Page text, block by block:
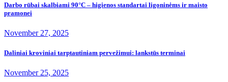
Darbo rūbai skalbiami 90°C – higienos standartai ligoninėms ir maisto
pramonei
November 27, 2025
Daliniai kroviniai tarptautiniam pervežimui: lankstūs terminai
November 25, 2025